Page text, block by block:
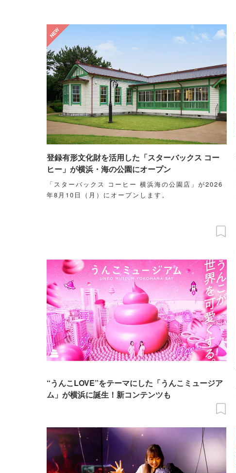
登録有形文化財を活用した「スターバックス コー
ヒー」が横浜・海の公園にオープン
「スターバックス コーヒー 横浜海の公園店」が2026
年8月10日（月）にオープンします。
“うんこLOVE”をテーマにした「うんこミュージア
ム」が横浜に誕生！新コンテンツも